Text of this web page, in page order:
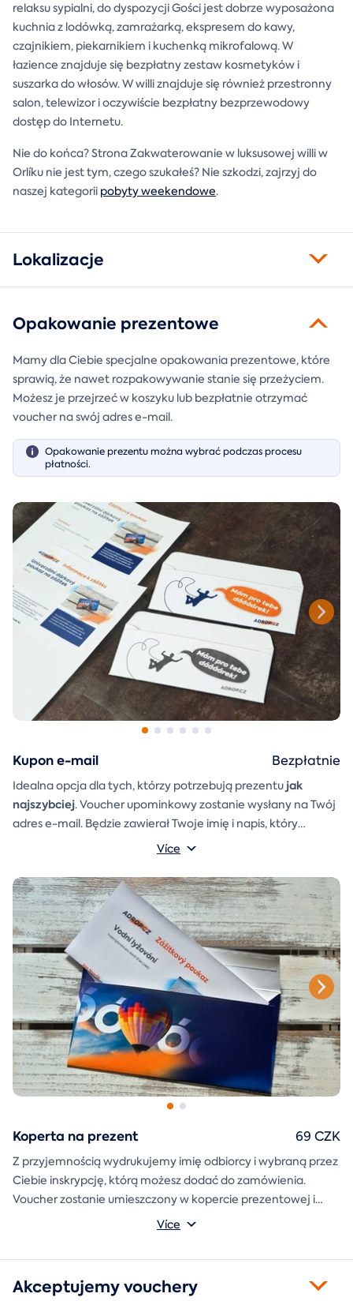
relaksu sypialni, do dyspozycji Gości jest dobrze wyposażona
kuchnia z lodówką, zamrażarką, ekspresem do kawy,
czajnikiem, piekarnikiem i kuchenką mikrofalową. W
łazience znajduje się bezpłatny zestaw kosmetyków i
suszarka do włosów. W willi znajduje się również przestronny
salon, telewizor i oczywiście bezpłatny bezprzewodowy
dostęp do Internetu.
Nie do końca? Strona Zakwaterowanie w luksusowej willi w
Orlíku nie jest tym, czego szukałeś? Nie szkodzi, zajrzyj do
naszej kategorii pobyty weekendowe.
Lokalizacje
Opakowanie prezentowe
Mamy dla Ciebie specjalne opakowania prezentowe, które
sprawią, że nawet rozpakowywanie stanie się przeżyciem.
Możesz je przejrzeć w koszyku lub bezpłatnie otrzymać
voucher na swój adres e-mail.
Opakowanie prezentu można wybrać podczas procesu
płatności.
Kupon e-mail
Idealna opcja dla tych, którzy potrzebują prezentu jak
najszybciej. Voucher upominkowy zostanie wysłany na Twój
adres e-mail. Będzie zawierał Twoje imię i napis, który
koperta prezentowa
dołączona do wiadomości e-mail.
Více
Bezpłatnie
Koperta na prezent
Z przyjemnością wydrukujemy imię odbiorcy i wybraną przez
Ciebie inskrypcję, którą możesz dodać do zamówienia.
Voucher zostanie umieszczony w kopercie prezentowej i
wysłany bezpośrednio do Ciebie.
Více
69 CZK
Akceptujemy vouchery